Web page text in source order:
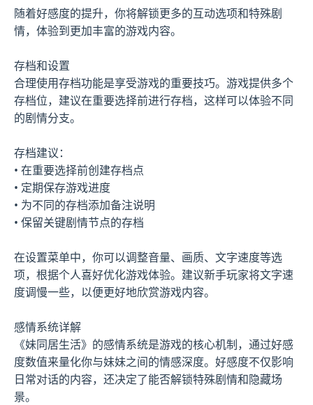
随着好感度的提升，你将解锁更多的互动选项和特殊剧
情，体验到更加丰富的游戏内容。
存档和设置
合理使用存档功能是享受游戏的重要技巧。游戏提供多个
存档位，建议在重要选择前进行存档，这样可以体验不同
的剧情分支。
存档建议：
• 在重要选择前创建存档点
• 定期保存游戏进度
• 为不同的存档添加备注说明
• 保留关键剧情节点的存档
在设置菜单中，你可以调整音量、画质、文字速度等选
项，根据个人喜好优化游戏体验。建议新手玩家将文字速
度调慢一些，以便更好地欣赏游戏内容。
感情系统详解
《妹同居生活》的感情系统是游戏的核心机制，通过好感
度数值来量化你与妹妹之间的情感深度。好感度不仅影响
日常对话的内容，还决定了能否解锁特殊剧情和隐藏场
景。